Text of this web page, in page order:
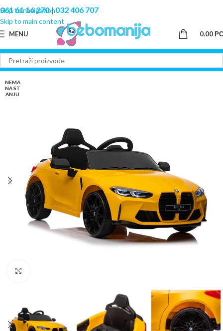
Skip to navigation
Skip to main content
061 61 16 270|032 406 707
MENU 0.00
NEMA
NA ST
ANJU